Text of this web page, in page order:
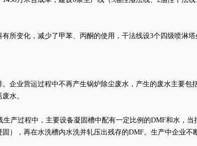
所变化，减少了甲苯、丙酮的使用，干法线设3个四级喷淋
企业营运过程中不再产生锅炉除尘废水，产生的废水主要包
水。
产过程中，主要设备凝固槽中配有一定比例的DMF和水，
），再在水洗槽内水洗并轧压出残存的DMF。生产中企业